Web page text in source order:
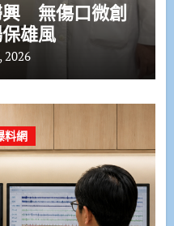
興 無傷口微創
雄風
2026
料網